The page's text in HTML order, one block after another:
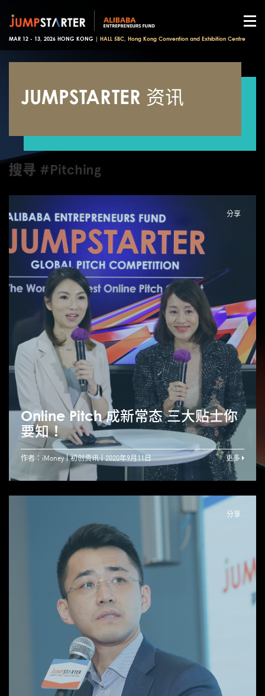
MAR 12 - 13, 2026 HONG KONG | HALL 5BC, Hong Kong Convention and Exhibition Centre
JUMPSTARTER 资讯
搜寻 #Pitching
分享
Online Pitch 成新常态 三大贴士你
要知！
作者：iMoney 初创资讯 2020年9月11日 更多
分享